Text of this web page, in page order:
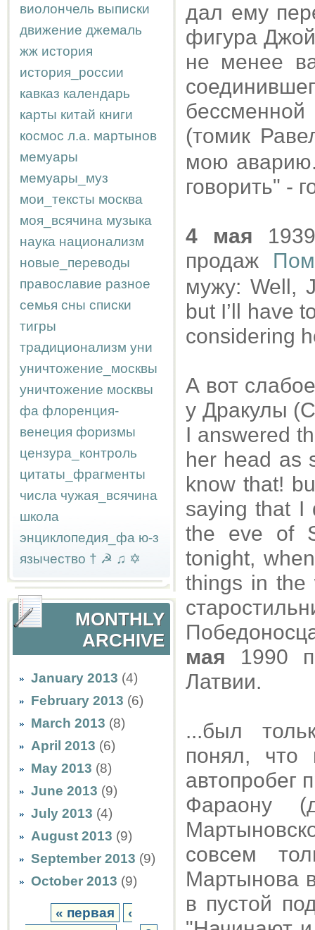
виолончель выписки
движение джемаль
жж история
история_россии
кавказ календарь
карты китай книги
космос л.а. мартынов
мемуары
мемуары_муз
мои_тексты москва
моя_всячина музыка
наука национализм
новые_переводы
православие разное
семья сны списки
тигры
традиционализм уни
уничтожение_москвы
уничтожение москвы
фа флоренция-
венеция форизмы
цензура_контроль
цитаты_фрагменты
числа чужая_всячина
школа
энциклопедия_фа ю-з
язычество † ☭ ♫ ✡
MONTHLY
ARCHIVE
January 2013 (4)
February 2013 (6)
March 2013 (8)
April 2013 (6)
May 2013 (8)
June 2013 (9)
July 2013 (4)
August 2013 (9)
September 2013 (9)
October 2013 (9)
« первая
‹
дал ему
фигура
не менее
(томик
мою
говорить" -
4 мая
продаж
мужу: Well,
but I’ll have
considering
А вот
у Дракулы
I answered
her head as
know that!
saying that I
the eve of
tonight,
things in the
мая 1990
Латвии.
...был
понял, что
автопробег
Фараону
совсем
Мартынова
в пустой